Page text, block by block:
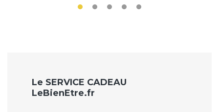
Le SERVICE CADEAU
LeBienEtre.fr